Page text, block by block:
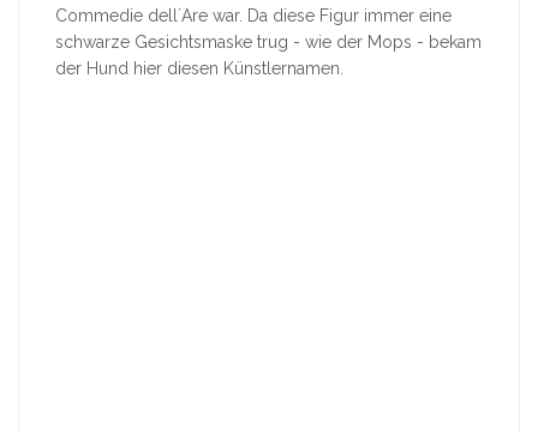
Commedie dell´Are war. Da diese Figur immer eine
schwarze Gesichtsmaske trug - wie der Mops - bekam
der Hund hier diesen Künstlernamen.